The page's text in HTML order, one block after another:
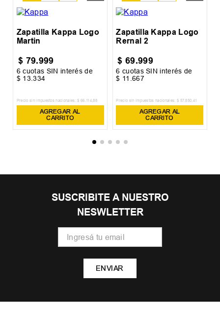
Zapatilla Kappa Logo
Martin
$ 79.999
6 cuotas SIN interés de
$ 13.334
Precio sin impuestos nacionales: $ 66 114,88
AGREGAR AL
CARRITO
Zapatilla Kappa Logo
Rernal 2
$ 69.999
6 cuotas SIN interés de
$ 11 667
Precio sin impuestos nacionales: $ 57 .850 41
AGREGAR AL
CARRITO
SUSCRIBITE A NUESTRO
NESWLETTER
ENVIAR